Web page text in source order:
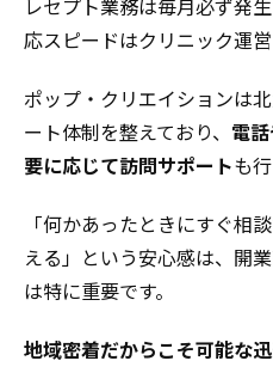
レセプト業務は毎月必ず発
応スピードはクリニック運営
ポップ・クリエイションは
ート体制を整えており、 電
要に応じて訪問サポートも
「何かあったときにすぐ相
える」という安心感は、開
は特に重要です。
地域密着だからこそ可能な